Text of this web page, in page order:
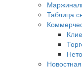
Таблица